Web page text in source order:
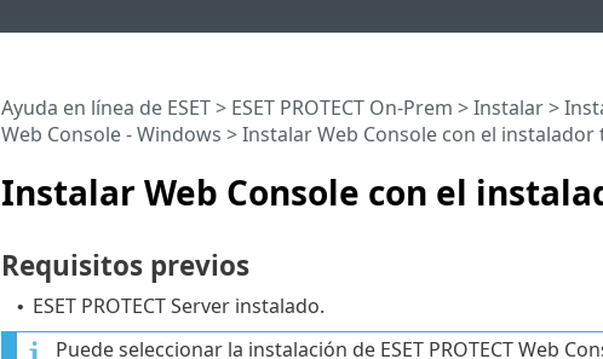
Instalar Web Console con el
Ayuda en línea de ESET> ESET PROTECT On-Prem >Instalar>
Web Console - Windows > Instalar Web Console con el
Requisitos previos
• ESET PROTECT Server instalado.
Puede seleccionar la instalación de ESET PROTECT Web